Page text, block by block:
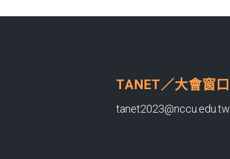
TANET／大會窗口
tanet2023@nccu.edu.tw